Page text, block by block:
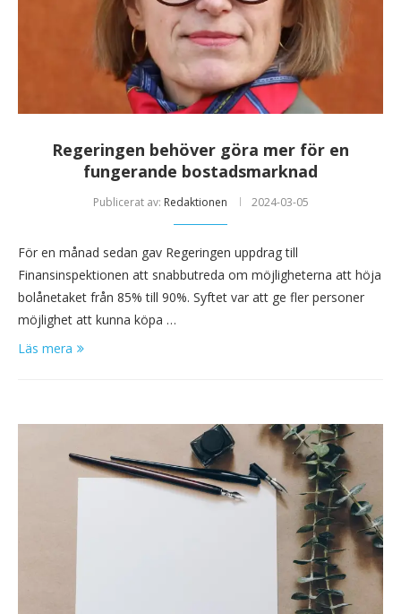
Regeringen behöver göra mer för en
fungerande bostadsmarknad
Publicerat av: Redaktionen 2024-03-05
För en månad sedan gav Regeringen uppdrag till
Finansinspektionen att snabbutreda om möjligheterna att höja
bolånetaket från 85% till 90%. Syftet var att ge fler personer
möjlighet att kunna köpa …
Läs mera